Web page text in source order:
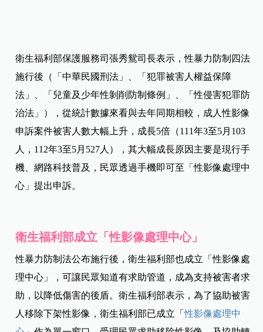
衛生福利部保護服務司張秀鴛司長表示，性暴力防制四法
施行後（「中華民國刑法」、「犯罪被害人權益保障
法」、「兒童及少年性剝削防制條例」、「性侵害犯罪防
治法」），從統計數據來看與去年同期相較，成人性影像
申訴案件被害人數大幅上升，成長5倍（111年3至5月103
人，112年3至5月527人），其大幅成長原因主要是現行手
機、網路科技普及，民眾透過手機即可至「性影像處理中
心」提出申訴。
衛生福利部成立「性影像處理中心」
性暴力防制法公布施行後，衛生福利部也成立「性影像處
理中心」，可讓民眾知道有求助管道，成為支持被害者求
助，以降低傷害的後盾。衛生福利部表示，為了協助被害
人移除下架性影像，衛生福利部已成立「性影像處理中